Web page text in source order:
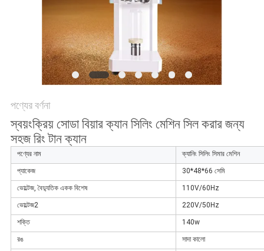
পণ্যের বর্ণনা
স্বয়ংক্রিয় সোডা বিয়ার ক্যান সিলিং মেশিন সিল করার জন্য
সহজ রিং টান ক্যান
পণ্যের নাম ক্যানিং সিলিং সিমার মেশিন
প্যাকেজ 30*48*66 সেমি
ভোল্টেজ, বৈদ্যুতিক একক বিশেষ 110V/60Hz
ভোল্টেজ2 220V/50Hz
শক্তি 140w
রঙ সাদা কালো